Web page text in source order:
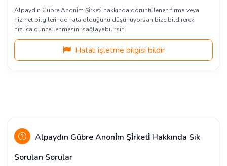
Alpaydın Gübre Anoni̇m Şi̇rketi̇ hakkında görüntülenen firma veya
hizmet bilgilerinde hata olduğunu düşünüyorsan bize bildirerek
hızlıca güncellenmesini sağlayabilirsin.
Hatalı işletme bilgisi bildir
Alpaydın Gübre Anoni̇m Şi̇rketi̇ Hakkında Sık
Sorulan Sorular